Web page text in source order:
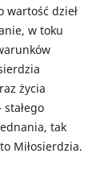
wartość dzieł
w toku
życia
tak
Miłosierdzia.